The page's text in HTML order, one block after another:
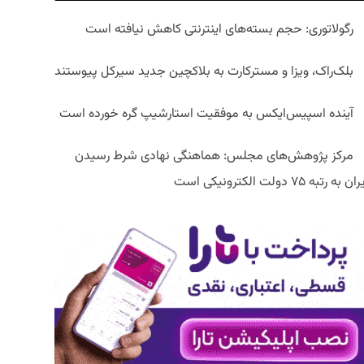
رگولاتوری: حجم بسته‌های اینترنتی کاهش نیافته است
بلک‌راک، ویزا و مسترکارت به بلاکچین جدید سیرکل پیوستند
آینده اسپیس‌ایکس به موفقیت استارشیپ گره خورده است
مرکز پژوهش‌های مجلس: هماهنگی نهادی شرط رسیدن
به رتبه ۷۵ دولت الکترونیکی است